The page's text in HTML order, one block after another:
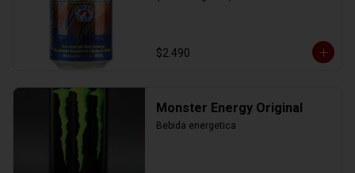
$2.490
Monster Energy Original
Bebida energetica